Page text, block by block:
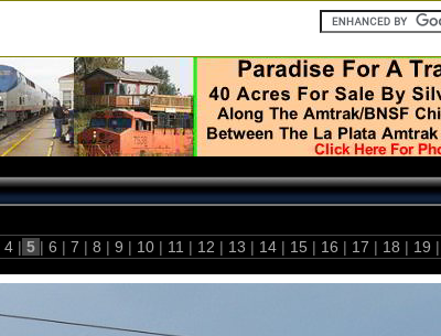
4 | 5 | 6 | 7 | 8 | 9 | 10 | 11 | 12 | 13 | 14 | 15 | 16 | 17 | 18 | 19 |